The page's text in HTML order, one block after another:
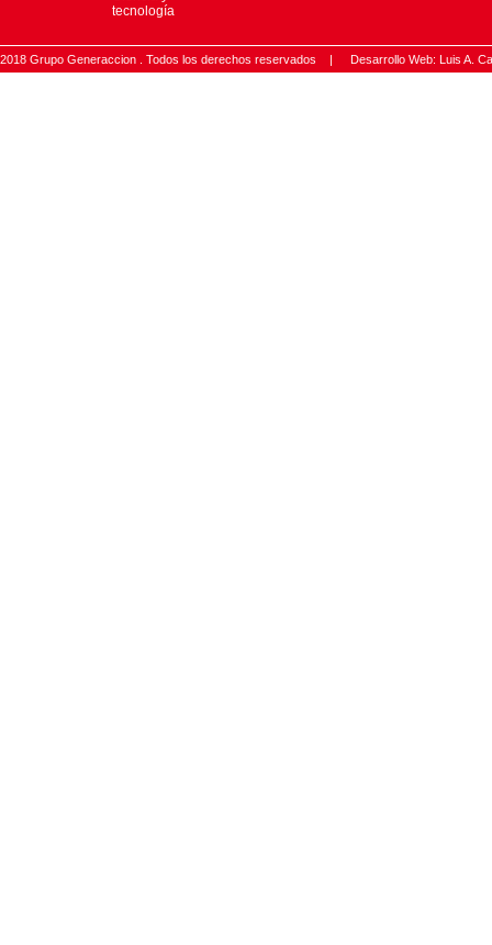
tecnología
2018 Grupo Generaccion . Todos los derechos reservados | Desarrollo Web: Luis